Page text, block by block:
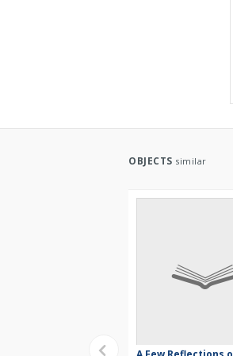
OBJECTS similar